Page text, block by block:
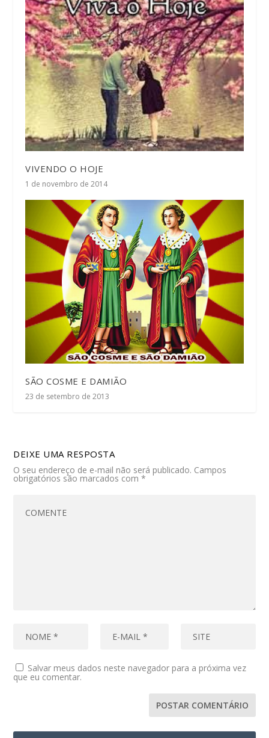
VIVENDO O HOJE
1 de novembro de 2014
SÃO COSME E DAMIÃO
23 de setembro de 2013
DEIXE UMA RESPOSTA
O seu endereço de e-mail não será publicado. Campos
obrigatórios são marcados com*
Salvar meus dados neste navegador para a próxima vez
que eu comentar.